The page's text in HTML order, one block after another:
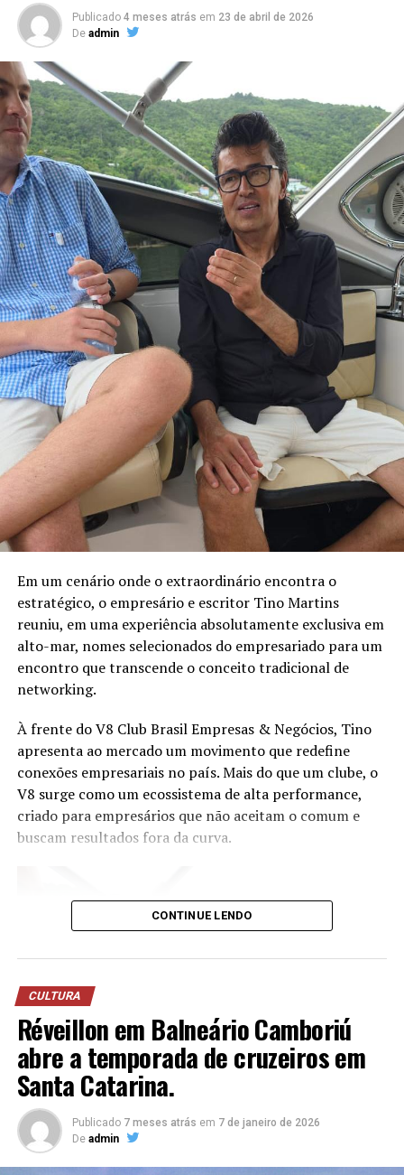
Fernanda Campos ganha bolsa luxuosa de Andressa
Urach
Publicado 4 meses atrás em 23 de abril de 2026
De admin
Em um cenário onde o extraordinário encontra o
estratégico, o empresário e escritor Tino Martins
reuniu, em uma experiência absolutamente exclusiva em
alto-mar, nomes selecionados do empresariado para um
encontro que transcende o conceito tradicional de
networking.
À frente do V8 Club Brasil Empresas & Negócios, Tino
apresenta ao mercado um movimento que redefine
conexões empresariais no país. Mais do que um clube, o
V8 surge como um ecossistema de alta performance,
criado para empresários que não aceitam o comum e
buscam resultados fora da curva.
CONTINUE LENDO
CULTURA
Réveillon em Balneário Camboriú
abre a temporada de cruzeiros em
Santa Catarina.
Publicado 7 meses atrás em 7 de janeiro de 2026
De admin